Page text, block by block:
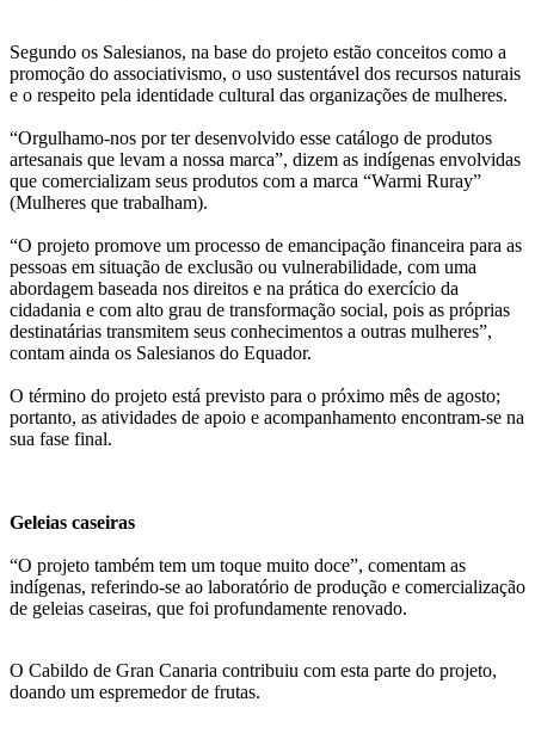
Segundo os Salesianos, na base do projeto estão conceitos como a
promoção do associativismo, o uso sustentável dos recursos naturais
e o respeito pela identidade cultural das organizações de mulheres.
“Orgulhamo-nos por ter desenvolvido esse catálogo de produtos
artesanais que levam a nossa marca”, dizem as indígenas envolvidas
que comercializam seus produtos com a marca “Warmi Ruray”
(Mulheres que trabalham).
“O projeto promove um processo de emancipação financeira para as
pessoas em situação de exclusão ou vulnerabilidade, com uma
abordagem baseada nos direitos e na prática do exercício da
cidadania e com alto grau de transformação social, pois as próprias
destinatárias transmitem seus conhecimentos a outras mulheres”,
contam ainda os Salesianos do Equador.
O término do projeto está previsto para o próximo mês de agosto;
portanto, as atividades de apoio e acompanhamento encontram-se na
sua fase final.
Geleias caseiras
“O projeto também tem um toque muito doce”, comentam as
indígenas, referindo-se ao laboratório de produção e comercialização
de geleias caseiras, que foi profundamente renovado.
O Cabildo de Gran Canaria contribuiu com esta parte do projeto,
doando um espremedor de frutas.